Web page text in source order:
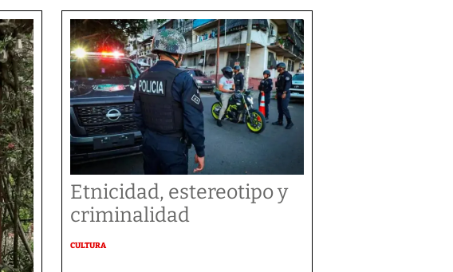
Etnicidad, estereotipo y
criminalidad
CULTURA